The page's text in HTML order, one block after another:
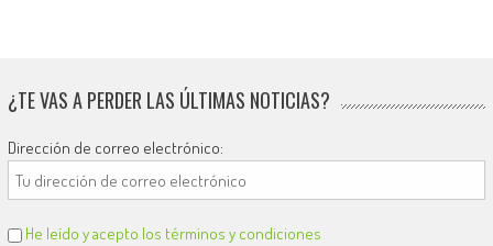
¿TE VAS A PERDER LAS ÚLTIMAS NOTICIAS?
Dirección de correo electrónico:
He leído y acepto los términos y condiciones